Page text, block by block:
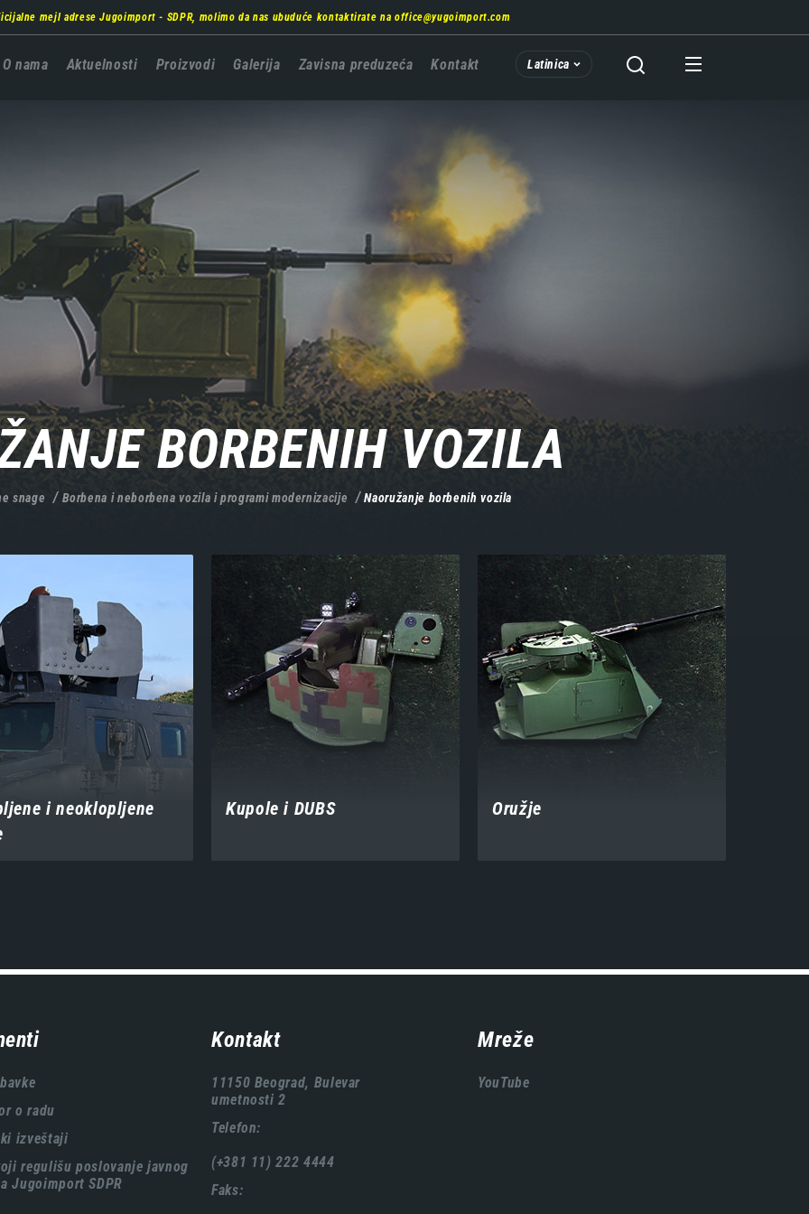
mejl adrese Jugoimport - SDPR, molimo da nas ubuduće kontaktirate na office@yugoimport.com
Главна
O nama Aktuelnosti Proizvodi Galerija Zavisna preduzeća Kontakt Latinica
BORBENIH VOZILA
snage Borbena i neborbena vozila i programi modernizacije Naoružanje borbenih vozila
i neoklopljene
Kupole i DUBS Oružje
o radu
izveštaji
regulišu poslovanje javnog
Jugoimport SDPR
Kontakt
11150 Beograd, Bulevar
umetnosti 2
Telefon:
(+381 11) 222 4444
Faks:
Mreže
YouTube